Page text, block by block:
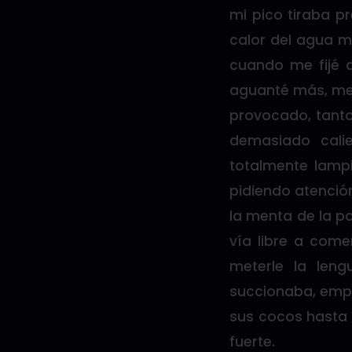
mi pico tiraba
calor del agua
cuando me fijé
aguanté más,
provocado,
demasiado
totalmente
pidiendo
la menta de la
vía libre a
meterle la
succionaba,
sus cocos
fuerte.